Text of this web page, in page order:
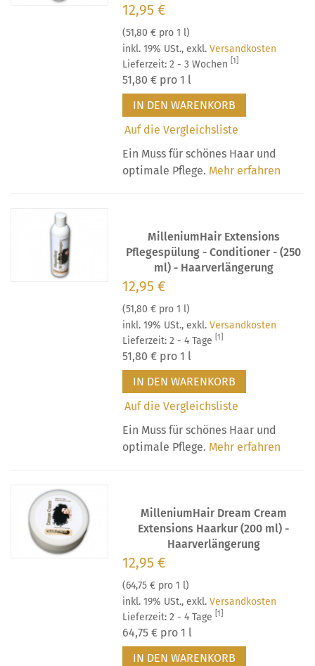
12,95 €
(51,80 € pro 1 l)
inkl. 19% USt.,exkl.Versandkosten
Lieferzeit: 2 - 3 Wochen [1]
51,80 € pro 1 l
IN DEN WARENKORB
Auf die Vergleichsliste
Ein Muss für schönes Haar und
optimale Pflege. Mehr erfahren
MilleniumHair Extensions
Pflegespülung - Conditioner - (250
ml) - Haarverlängerung
12,95 €
(51,80 € pro 1 l)
inkl. 19% USt.,exkl.Versandkosten
Lieferzeit: 2 - 4 Tage [1]
51,80 € pro 1 l
IN DEN WARENKORB
Auf die Vergleichsliste
Ein Muss für schönes Haar und
optimale Pflege. Mehr erfahren
MilleniumHair Dream Cream
Extensions Haarkur (200 ml) -
Haarverlängerung
12,95 €
(64,75 € pro 1 l)
inkl. 19% USt.,exkl.Versandkosten
Lieferzeit: 2 - 4 Tage [1]
64,75 € pro 1 l
IN DEN WARENKORB